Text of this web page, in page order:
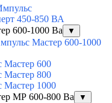
450-850 ВА
600-1000 Ва
▼
Мастер 600-1000
600
800
1000
МР 600-800 Ва
▼